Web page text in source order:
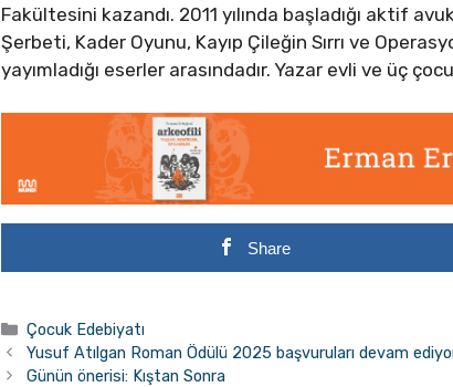
Fakültesini kazandı. 2011 yılında başladığı aktif
Şerbeti, Kader Oyunu, Kayıp Çileğin Sırrı ve
yayımladığı eserler arasındadır. Yazar evli ve üç
Share
Kategoriler
Çocuk Edebiyatı
Yusuf Atılgan Roman Ödülü 2025 başvuruları devam
Günün önerisi: Kıştan Sonra